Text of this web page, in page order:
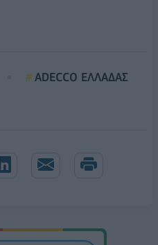
ADECCO ΕΛΛΑΔΑΣ